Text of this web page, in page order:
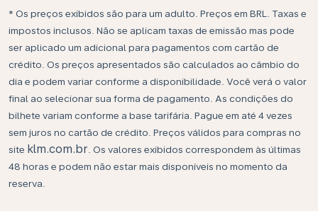
* Os preços exibidos são para um adulto. Preços em BRL. Taxas e
impostos inclusos. Não se aplicam taxas de emissão mas pode
ser aplicado um adicional para pagamentos com cartão de
crédito. Os preços apresentados são calculados ao câmbio do
dia e podem variar conforme a disponibilidade. Você verá o valor
final ao selecionar sua forma de pagamento. As condições do
bilhete variam conforme a base tarifária. Pague em até 4 vezes
sem juros no cartão de crédito. Preços válidos para compras no
site klm.com.br . Os valores exibidos correspondem às últimas
48 horas e podem não estar mais disponíveis no momento da
reserva.